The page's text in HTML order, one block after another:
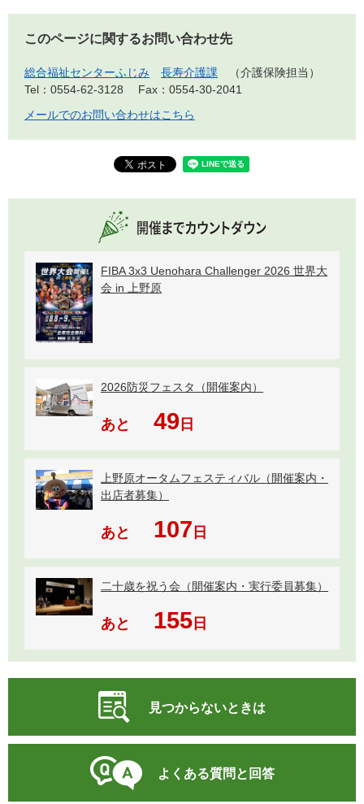
このページに関するお問い合わせ先
総合福祉センターふじみ 長寿介護課
介護保険担当
Tel：0554-62-3128
Fax：0554-30-2041
メールでのお問い合わせはこちら
FIBA 3x3 Uenohara Challenger 2026 世界大
会 in 上野原
2026防災フェスタ（開催案内）
あと 49 日
上野原オータムフェスティバル（開催案内・
出店者募集）
あと 107 日
二十歳を祝う会（開催案内・実行委員募集）
あと 155日
見つからないときは
よくある質問と回答